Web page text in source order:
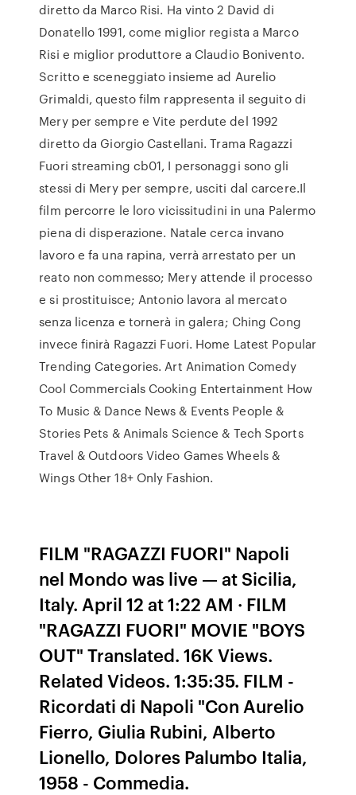
diretto da Marco Risi. Ha vinto 2 David di
Donatello 1991, come miglior regista a Marco
Risi e miglior produttore a Claudio Bonivento.
Scritto e sceneggiato insieme ad Aurelio
Grimaldi, questo film rappresenta il seguito di
Mery per sempre e Vite perdute del 1992
diretto da Giorgio Castellani. Trama Ragazzi
Fuori streaming cb01, I personaggi sono gli
stessi di Mery per sempre, usciti dal carcere.Il
film percorre le loro vicissitudini in una Palermo
piena di disperazione. Natale cerca invano
lavoro e fa una rapina, verrà arrestato per un
reato non commesso; Mery attende il processo
e si prostituisce; Antonio lavora al mercato
senza licenza e tornerà in galera; Ching Cong
invece finirà Ragazzi Fuori. Home Latest Popular
Trending Categories. Art Animation Comedy
Cool Commercials Cooking Entertainment How
To Music & Dance News & Events People &
Stories Pets & Animals Science & Tech Sports
Travel & Outdoors Video Games Wheels &
Wings Other 18+ Only Fashion.
FILM "RAGAZZI FUORI" Napoli
nel Mondo was live — at Sicilia,
Italy. April 12 at 1:22 AM · FILM
"RAGAZZI FUORI" MOVIE "BOYS
OUT" Translated. 16K Views.
Related Videos. 1:35:35. FILM -
Ricordati di Napoli "Con Aurelio
Fierro, Giulia Rubini, Alberto
Lionello, Dolores Palumbo Italia,
1958 - Commedia.